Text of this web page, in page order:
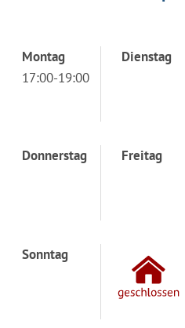
Montag
17:00-19:00
Dienstag
Donnerstag Freitag
Sonntag